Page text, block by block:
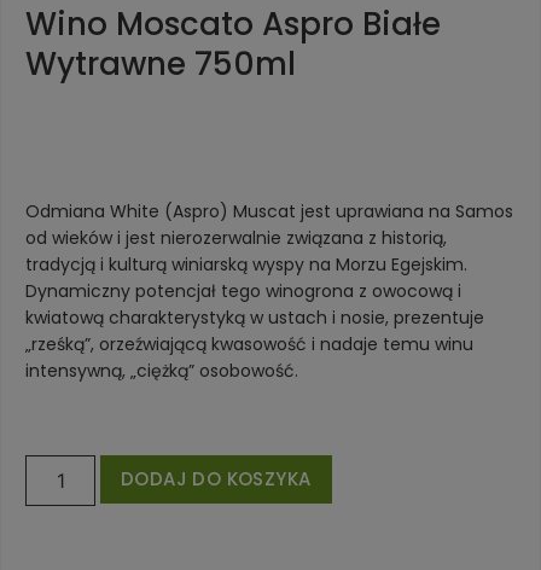
Wino Moscato Aspro Białe
Wytrawne 750ml
Odmiana White (Aspro) Muscat jest uprawiana na Samos
od wieków i jest nierozerwalnie związana z historią,
tradycją i kulturą winiarską wyspy na Morzu Egejskim.
Dynamiczny potencjał tego winogrona z owocową i
kwiatową charakterystyką w ustach i nosie, prezentuje
„rześką”, orzeźwiającą kwasowość i nadaje temu winu
intensywną, „ciężką” osobowość.
DODAJ DO KOSZYKA